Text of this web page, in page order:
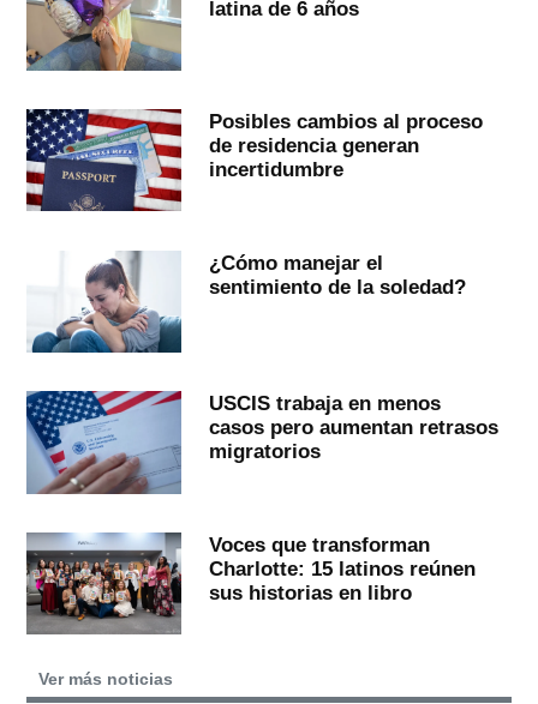
latina de 6 años
Posibles cambios al proceso
de residencia generan
incertidumbre
¿Cómo manejar el
sentimiento de la soledad?
USCIS trabaja en menos
casos pero aumentan retrasos
migratorios
Voces que transforman
Charlotte: 15 latinos reúnen
sus historias en libro
Ver más noticias